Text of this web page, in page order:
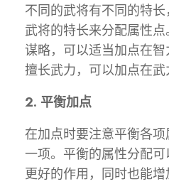
不同的武将有不同的特
武将的特长来分配属性
谋略，可以适当加点在
擅长武力，可以加点在武
2. 平衡加点
在加点时要注意平衡各
一项。平衡的属性分配
更好的作用，同时也能增